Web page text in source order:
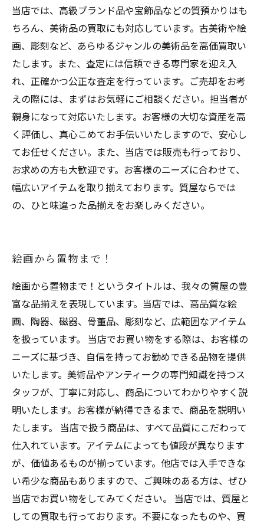
当店では、高級ブランド品や宝飾品などの質預かりはも
ちろん、美術品の買取にも対応しています。古美術や絵
画、彫刻など、あらゆるジャンルの美術品を高価買取い
たします。また、査定には信頼できる専門家を迎え入
れ、正確かつ公正な査定を行っています。ご売却をお考
えの際には、まずはお気軽にご相談ください。担当者が
親身になって対応いたします。お客様の大切な資産を高
く評価し、真心こめてお手伝いいたしますので、安心し
てお任せください。また、当店では販売も行っており、
お求めの方も大歓迎です。お客様のニーズに合わせて、
幅広いアイテムを取り揃えております。質屋ならでは
の、ひと味違った品揃えをお楽しみください。
絵画から置物まで！
絵画から置物まで！というタイトルは、我々の質屋の豊
富な品揃えを表現しています。当店では、高品質な絵
画、陶器、磁器、骨董品、彫刻など、広範囲なアイテム
を扱っています。 当店でお買い物をする際は、お客様の
ニーズに基づき、自信を持ってお勧めできる品物を提供
いたします。美術品やアンティークの専門知識を持つス
タッフが、丁寧に対応し、商品についてわかりやすく説
明いたします。お客様が納得できるまで、商品を説明い
たします。 当店で扱う商品は、すべて品質にこだわって
仕入れています。アイテムによっても値段が異なります
が、価値あるものが揃っています。他店では入手できな
い希少な商品もありますので、ご興味のある方は、ぜひ
当店でお買い物をしてみてください。 当店では、質屋と
しての買取も行っております。不要になったものや、買